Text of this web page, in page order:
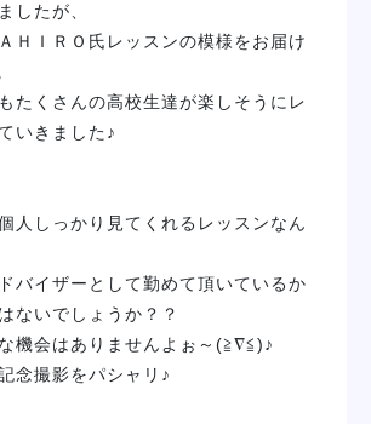
したが、
ＨＩＲＯ氏レッスンの模様をお届け
たくさんの高校生達が楽しそうにレ
いきました♪
人しっかり見てくれるレッスンなん
バイザーとして勤めて頂いているか
ないでしょうか？？
機会はありませんよぉ～(≧∇≦)♪
念撮影をパシャリ♪